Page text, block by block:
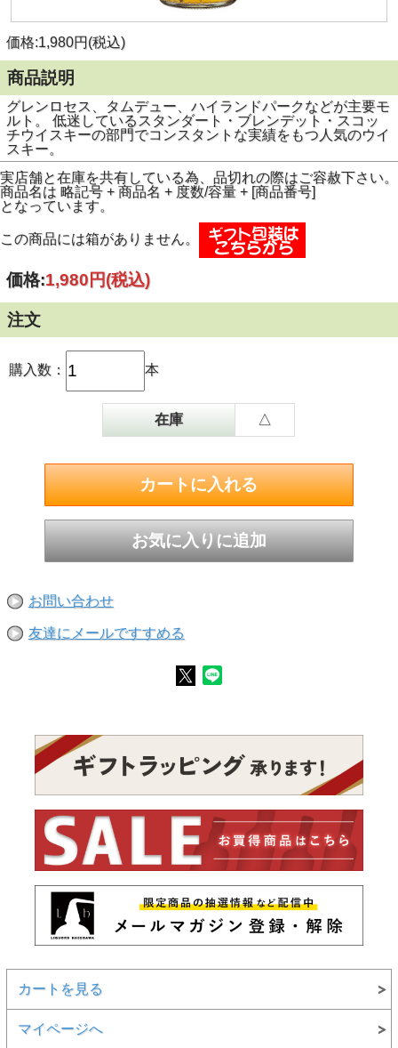
価格:1,980円(税込)
商品説明
グレンロセス、タムデュー、ハイランドパークなどが主要モ
ルト。 低迷しているスタンダート・ブレンデット・スコッ
チウイスキーの部門でコンスタントな実績をもつ人気のウイ
スキー。
実店舗と在庫を共有している為、品切れの際はご容赦下さい。
商品名は 略記号 + 商品名 + 度数/容量 + [商品番号]
となっています。
この商品には箱がありません。
価格:1,980円(税込)
注文
購入数： 本
在庫 △
お問い合わせ
友達にメールですすめる
カートを見る
マイページへ